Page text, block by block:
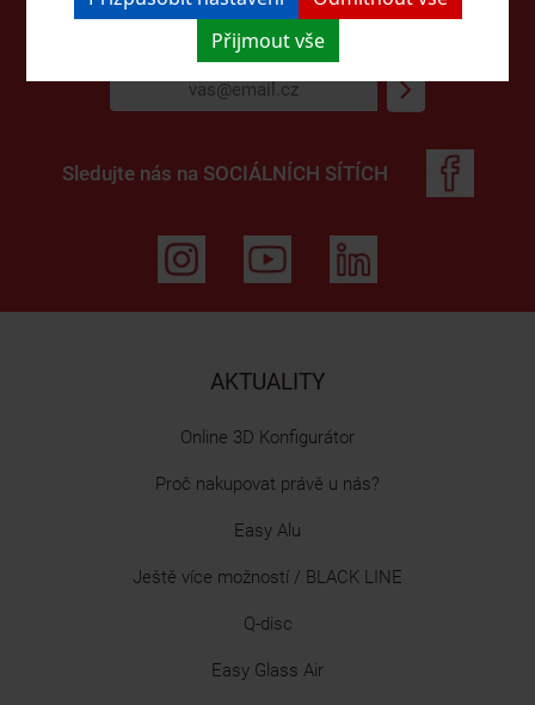
Přijmout vše
Přihlaste se k odběruNEWSLETTERŮ
Sledujte nás na SOCIÁLNÍCH SÍTÍCH
AKTUALITY
Online 3D Konfigurátor
Proč nakupovat právě u nás?
Easy Alu
Ještě více možností / BLACK LINE
Q-disc
Easy Glass Air